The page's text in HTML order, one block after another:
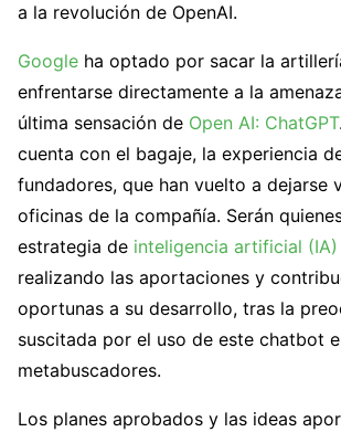
a la revolución de OpenAI.
Google ha optado por sacar la
enfrentarse directamente a la
última sensación de Open AI: ChatGPT
cuenta con el bagaje, la experiencia
fundadores, que han vuelto a dejarse
oficinas de la compañía. Serán
estrategia de inteligencia artificial (IA)
realizando las aportaciones y
oportunas a su desarrollo, tras la
suscitada por el uso de este chatbot
metabuscadores.
Los planes aprobados y las ideas